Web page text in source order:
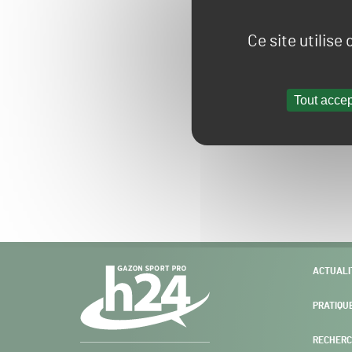
Ce site utilise
Tout